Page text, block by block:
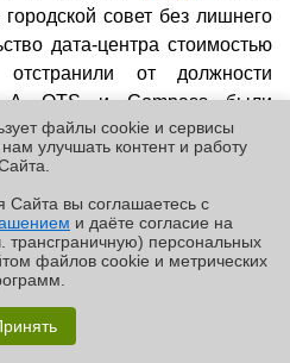
лучше?
✖
совет без лишнего
дата-центра стоимостью
от должности
А QTS и Compass были
строительства крупного
местные жители и
1144632
[09:43], Руслан Авдеев
файлы cookie и сервисы
улучшать контент и работу
вы соглашаетесь с
и даёте согласие на
трансграничную) персональных
файлов cookie и метрических